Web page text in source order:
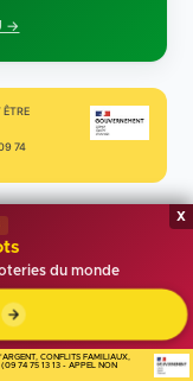
→
74
pour voir plus
x
du monde
CONFLITS FAMILIAUX,
(09 74 75 13 13 - APPEL NON